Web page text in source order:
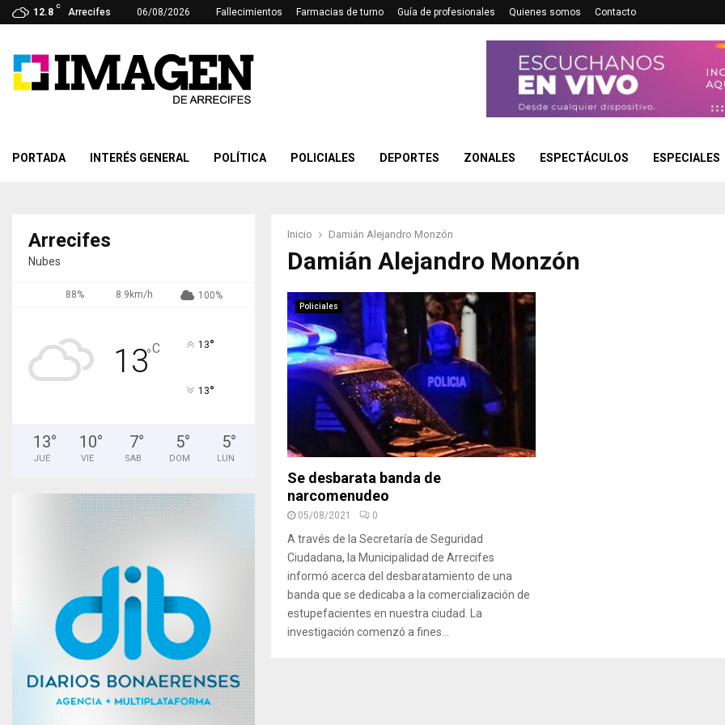
12.8
C
Arrecifes 06/08/2026 Fallecimientos Farmacias de turno Guía de profesionales Quienes somos Contacto
PORTADA INTERÉS GENERAL POLÍTICA POLICIALES DEPORTES ZONALES ESPECTÁCULOS ESPECIALES
Inicio Damián Alejandro Monzón
Damián Alejandro Monzón
Policiales
Se desbarata banda de
narcomenudeo
05/08/2021 0
A través de la Secretaría de Seguridad
Ciudadana, la Municipalidad de Arrecifes
informó acerca del desbaratamiento de una
banda que se dedicaba a la comercialización de
estupefacientes en nuestra ciudad. La
investigación comenzó a fines...
Arrecifes
Nubes
88% 8.9km/h 100%
13°C 13°
13°
13°
JUE
10°
VIE
7°
SAB
5°
DOM
5°
LUN